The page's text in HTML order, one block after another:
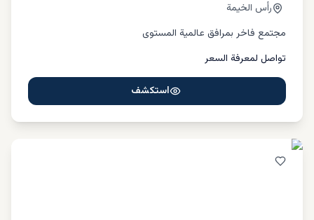
رأس الخيمة
مجتمع فاخر بمرافق عالمية المستوى
تواصل لمعرفة السعر
استكشف